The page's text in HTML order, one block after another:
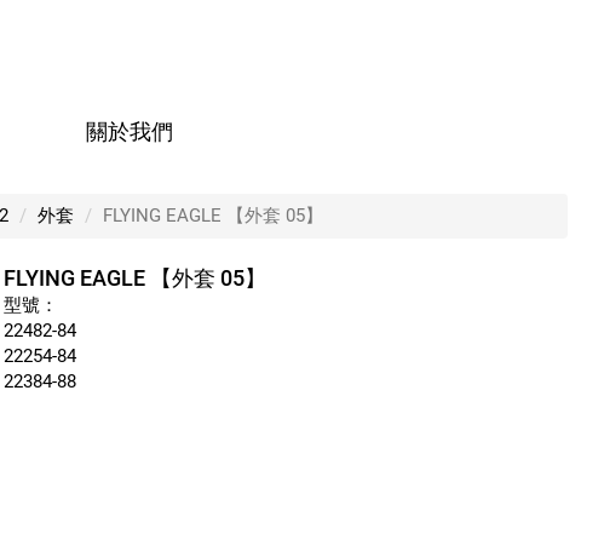
關於我們
外套 FLYING EAGLE 【外套 05】
FLYING EAGLE 【外套 05】
型號：
22482-84
22254-84
22384-88